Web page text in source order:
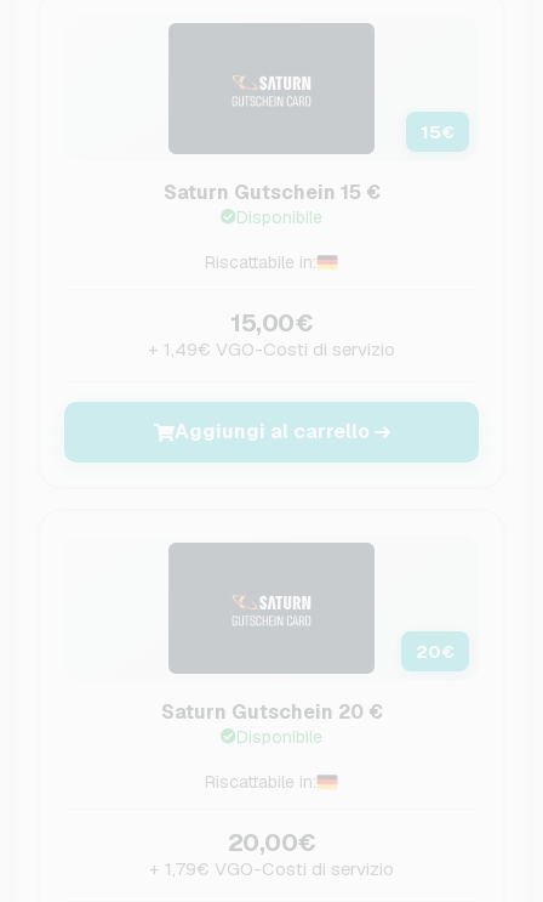
15€
Saturn Gutschein 15 €
Disponibile
Riscattabile in:
15,00€
+ 1,49€ VGO-Costi di servizio
Aggiungi al carrello
20€
Saturn Gutschein 20 €
Disponibile
Riscattabile in:
20,00€
+ 1,79€ VGO-Costi di servizio